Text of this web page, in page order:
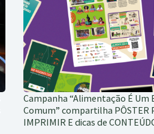
Campanha “Alimentação É Um
Comum” compartilha PÔSTER
IMPRIMIR E dicas de